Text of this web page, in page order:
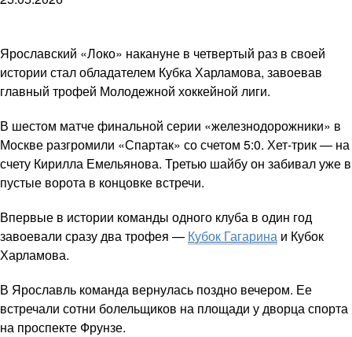
Ярославский «Локо» накануне в четвертый раз в своей
истории стал обладателем Кубка Харламова, завоевав
главный трофей Молодежной хоккейной лиги.
В шестом матче финальной серии «железнодорожники» в
Москве разгромили «Спартак» со счетом 5:0. Хет-трик — на
счету Кирилла Емельянова. Третью шайбу он забивал уже в
пустые ворота в концовке встречи.
Впервые в истории команды одного клуба в один год
завоевали сразу два трофея — Кубок Гагарина и Кубок
Харламова.
В Ярославль команда вернулась поздно вечером. Ее
встречали сотни болельщиков на площади у дворца спорта
на проспекте Фрунзе.